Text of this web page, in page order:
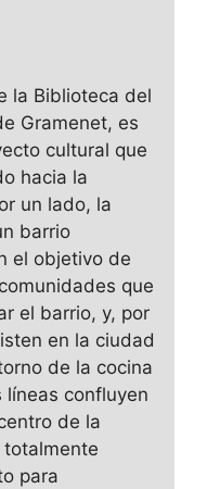
la Biblioteca del
Gramenet, es
cultural que
hacia la
un lado, la
barrio
el objetivo de
que
el barrio, y, por
en la ciudad
de la cocina
confluyen
de la
totalmente
para